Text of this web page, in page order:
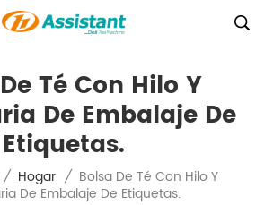
Té Con Hilo Y
De Embalaje De
Etiquetas.
/ Hogar / Bolsa De Té Con Hilo Y
De Embalaje De Etiquetas.